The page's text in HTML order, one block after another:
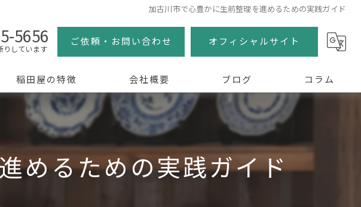
加古川市で心豊かに生前整理を進めるための実践ガイド
5656
しています
ご依頼・お問い合わせ オフィシャルサイト
稲田屋の特徴
生前整理
骨董品
会社概要 ブログ コラム
めるための実践ガイド